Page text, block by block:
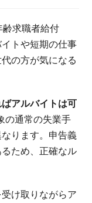
求職者給付
トや短期の仕事
の方が気になる
アルバイトは可
の通常の失業手
ります。申告義
ため、正確なル
け取りながらア